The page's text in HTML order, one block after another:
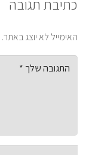
כתיבת תגובה
האימייל לא יוצג באתר.